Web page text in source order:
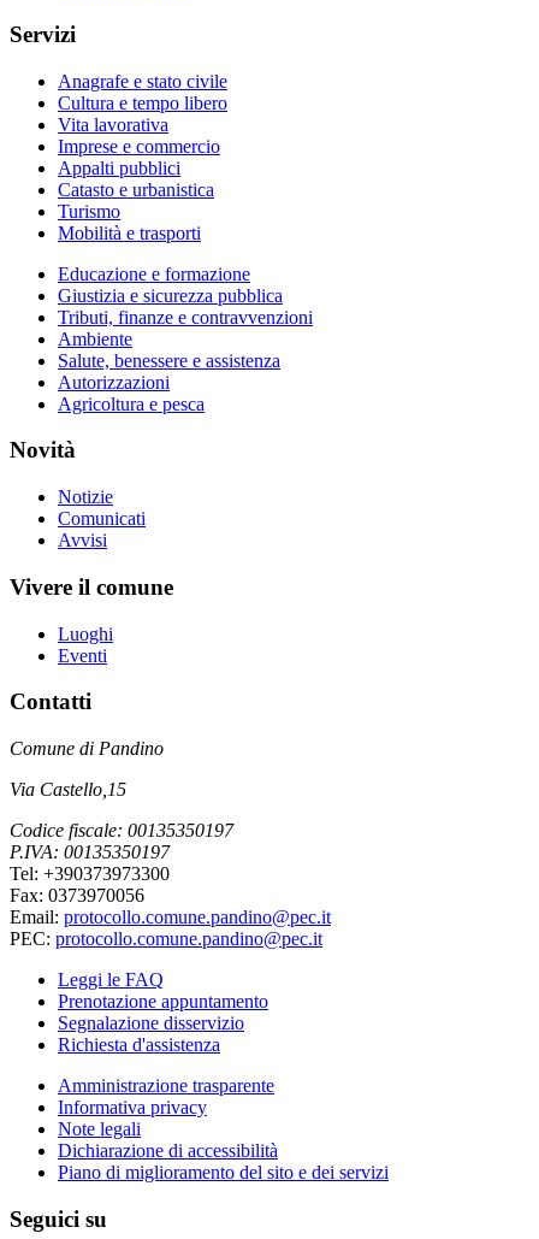
Servizi
Anagrafe e stato civile
Cultura e tempo libero
Vita lavorativa
Imprese e commercio
Appalti pubblici
Catasto e urbanistica
Turismo
Mobilità e trasporti
Educazione e formazione
Giustizia e sicurezza pubblica
Tributi, finanze e contravvenzioni
Ambiente
Salute, benessere e assistenza
Autorizzazioni
Agricoltura e pesca
Novità
Notizie
Comunicati
Avvisi
Vivere il comune
Luoghi
Eventi
Contatti
Comune di Pandino
Via Castello,15
Codice fiscale: 00135350197
P.IVA: 00135350197
Tel: +390373973300
Fax: 0373970056
Email: protocollo.comune.pandino@pec.it
PEC: protocollo.comune.pandino@pec.it
Leggi le FAQ
Prenotazione appuntamento
Segnalazione disservizio
Richiesta d'assistenza
Amministrazione trasparente
Informativa privacy
Note legali
Dichiarazione di accessibilità
Piano di miglioramento del sito e dei servizi
Seguici su